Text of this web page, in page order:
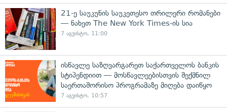
21-ე საუკუნის საუკეთესო თრილერი რომანები
— ნახეთ The New York Times-ის სია
7 აგვისტო, 11:00
ისწავლე საზღვარგარეთ საქართველოს ბანკის
სტიპენდიით — მოსწავლეებისთვის შექმნილ
საერთაშორისო პროგრამაზე მიღება დაიწყო
7 აგვისტო, 10:57